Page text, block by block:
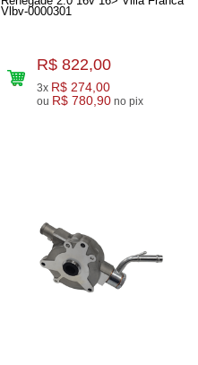
Vlbv-0000301
R$ 822,00
3x R$ 274,00
ou R$ 780,90 no pix